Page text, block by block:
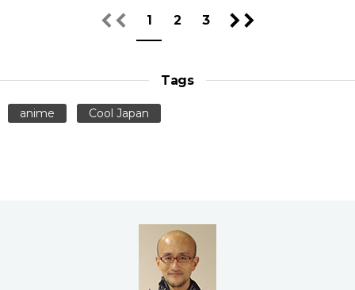
1 2 3
Tags
anime Cool Japan